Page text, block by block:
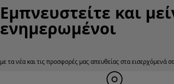
Εμπνευστείτε και
ενημερωμένοι
με τα νέα και τις προσφορές μας απευθείας στα εισερχόμενά